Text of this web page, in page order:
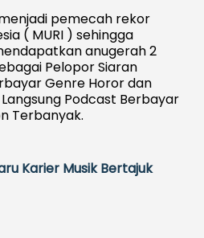
pemecah rekor
( MURI ) sehingga
anugerah 2
Pelopor Siaran
Genre Horor dan
Podcast Berbayar
Terbanyak.
Karier Musik Bertajuk